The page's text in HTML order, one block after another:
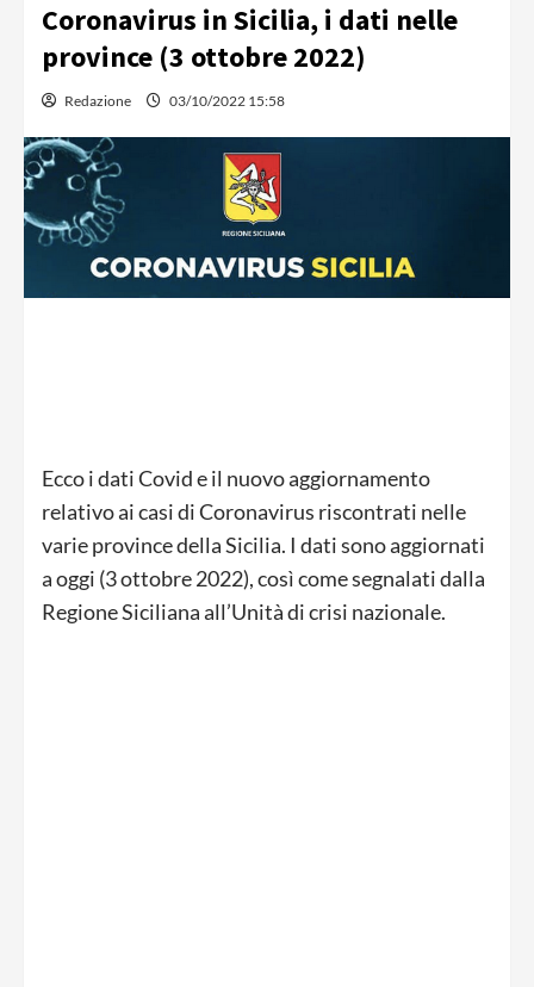
Coronavirus in Sicilia, i dati nelle
province (3 ottobre 2022)
Redazione 03/10/2022 15:58
Ecco i dati Covid e il nuovo aggiornamento
relativo ai casi di Coronavirus riscontrati nelle
varie province della Sicilia. I dati sono aggiornati
a oggi (3 ottobre 2022), così come segnalati dalla
Regione Siciliana all’Unità di crisi nazionale.